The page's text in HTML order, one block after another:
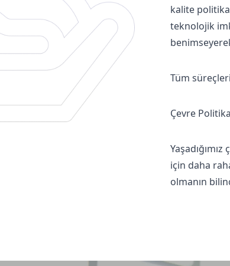
kalite
teknolojik
Tüm
Çevre
için daha
olmanın